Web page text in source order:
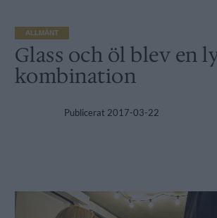
ALLMÄNT
Glass och öl blev en
kombination
Publicerat 2017-03-22